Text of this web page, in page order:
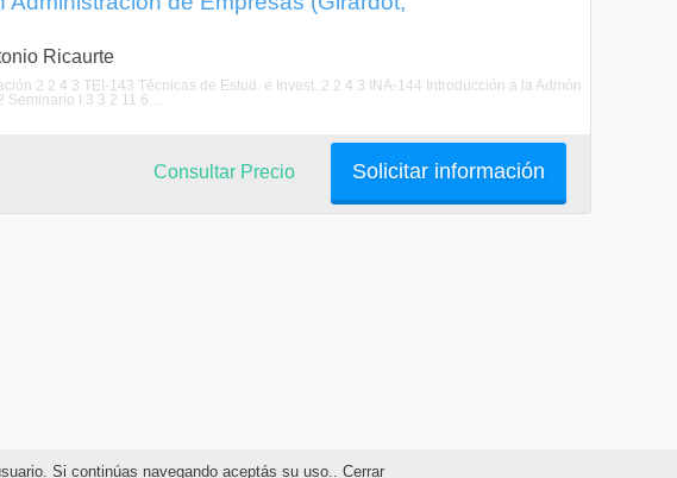
Si continúas navegando aceptás su uso.. Cerrar
Ricaurte
2 2 4 3 TEI-143 Técnicas de Estud. e Invest. 2 2 4 3 INA-144 Introducción a la Admón
Seminario I 3 3 2 11 6 ...
Solicitar información
Consultar Precio